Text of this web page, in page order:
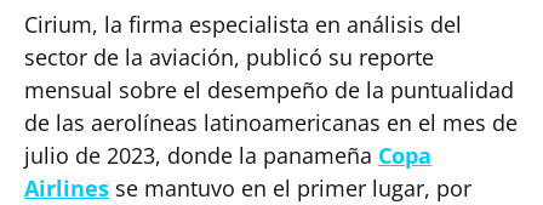
Cirium, la firma especialista en análisis del
sector de la aviación, publicó su reporte
mensual sobre el desempeño de la puntualidad
de las aerolíneas latinoamericanas en el mes de
julio de 2023, donde la panameña Copa
Airlines se mantuvo en el primer lugar, por